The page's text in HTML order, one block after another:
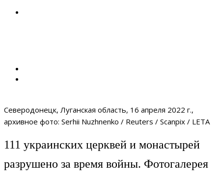
Северодонецк, Луганская область, 16 апреля 2022 г.,
архивное фото: Serhii Nuzhnenko / Reuters / Scanpix / LETA
111 украинских церквей и монастырей
разрушено за время войны. Фотогалерея